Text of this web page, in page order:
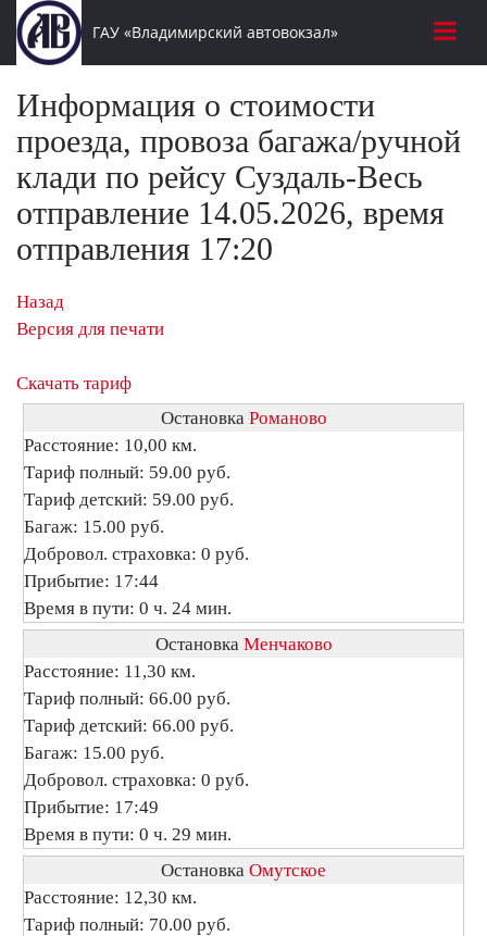
ГАУ «Владимирский автовокзал»
Информация о стоимости
проезда, провоза багажа/ручной
клади по рейсу Суздаль-Весь
отправление 14.05.2026, время
отправления 17:20
Назад
Версия для печати
Скачать тариф
Остановка Романово
Расстояние: 10,00 км.
Тариф полный: 59.00 руб.
Тариф детский: 59.00 руб.
Багаж: 15.00 руб.
Добровол. страховка: 0 руб.
Прибытие: 17:44
Время в пути: 0 ч. 24 мин.
Остановка Менчаково
Расстояние: 11,30 км.
Тариф полный: 66.00 руб.
Тариф детский: 66.00 руб.
Багаж: 15.00 руб.
Добровол. страховка: 0 руб.
Прибытие: 17:49
Время в пути: 0 ч. 29 мин.
Остановка Омутское
Расстояние: 12,30 км.
Тариф полный: 70.00 руб.